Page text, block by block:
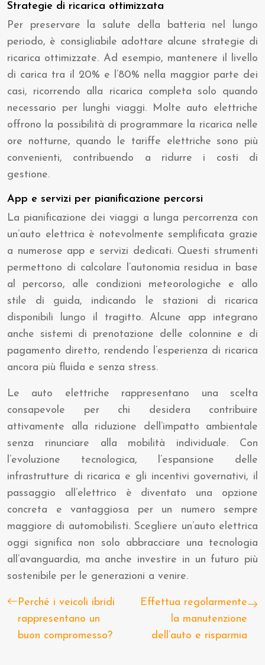
Strategie di ricarica ottimizzata
Per preservare la salute della batteria nel lungo
periodo, è consigliabile adottare alcune strategie di
ricarica ottimizzate. Ad esempio, mantenere il livello
di carica tra il 20% e l’80% nella maggior parte dei
casi, ricorrendo alla ricarica completa solo quando
necessario per lunghi viaggi. Molte auto elettriche
offrono la possibilità di programmare la ricarica nelle
ore notturne, quando le tariffe elettriche sono più
convenienti, contribuendo a ridurre i costi di
gestione.
App e servizi per pianificazione percorsi
La pianificazione dei viaggi a lunga percorrenza con
un’auto elettrica è notevolmente semplificata grazie
a numerose app e servizi dedicati. Questi strumenti
permettono di calcolare l’autonomia residua in base
al percorso, alle condizioni meteorologiche e allo
stile di guida, indicando le stazioni di ricarica
disponibili lungo il tragitto. Alcune app integrano
anche sistemi di prenotazione delle colonnine e di
pagamento diretto, rendendo l’esperienza di ricarica
ancora più fluida e senza stress.
Le auto elettriche rappresentano una scelta
consapevole per chi desidera contribuire
attivamente alla riduzione dell’impatto ambientale
senza rinunciare alla mobilità individuale. Con
l’evoluzione tecnologica, l’espansione delle
infrastrutture di ricarica e gli incentivi governativi, il
passaggio all’elettrico è diventato una opzione
concreta e vantaggiosa per un numero sempre
maggiore di automobilisti. Scegliere un’auto elettrica
oggi significa non solo abbracciare una tecnologia
all’avanguardia, ma anche investire in un futuro più
sostenibile per le generazioni a venire.
Perché i veicoli ibridi
rappresentano un
buon compromesso?
Effettua regolarmente
la manutenzione
dell’auto e risparmia